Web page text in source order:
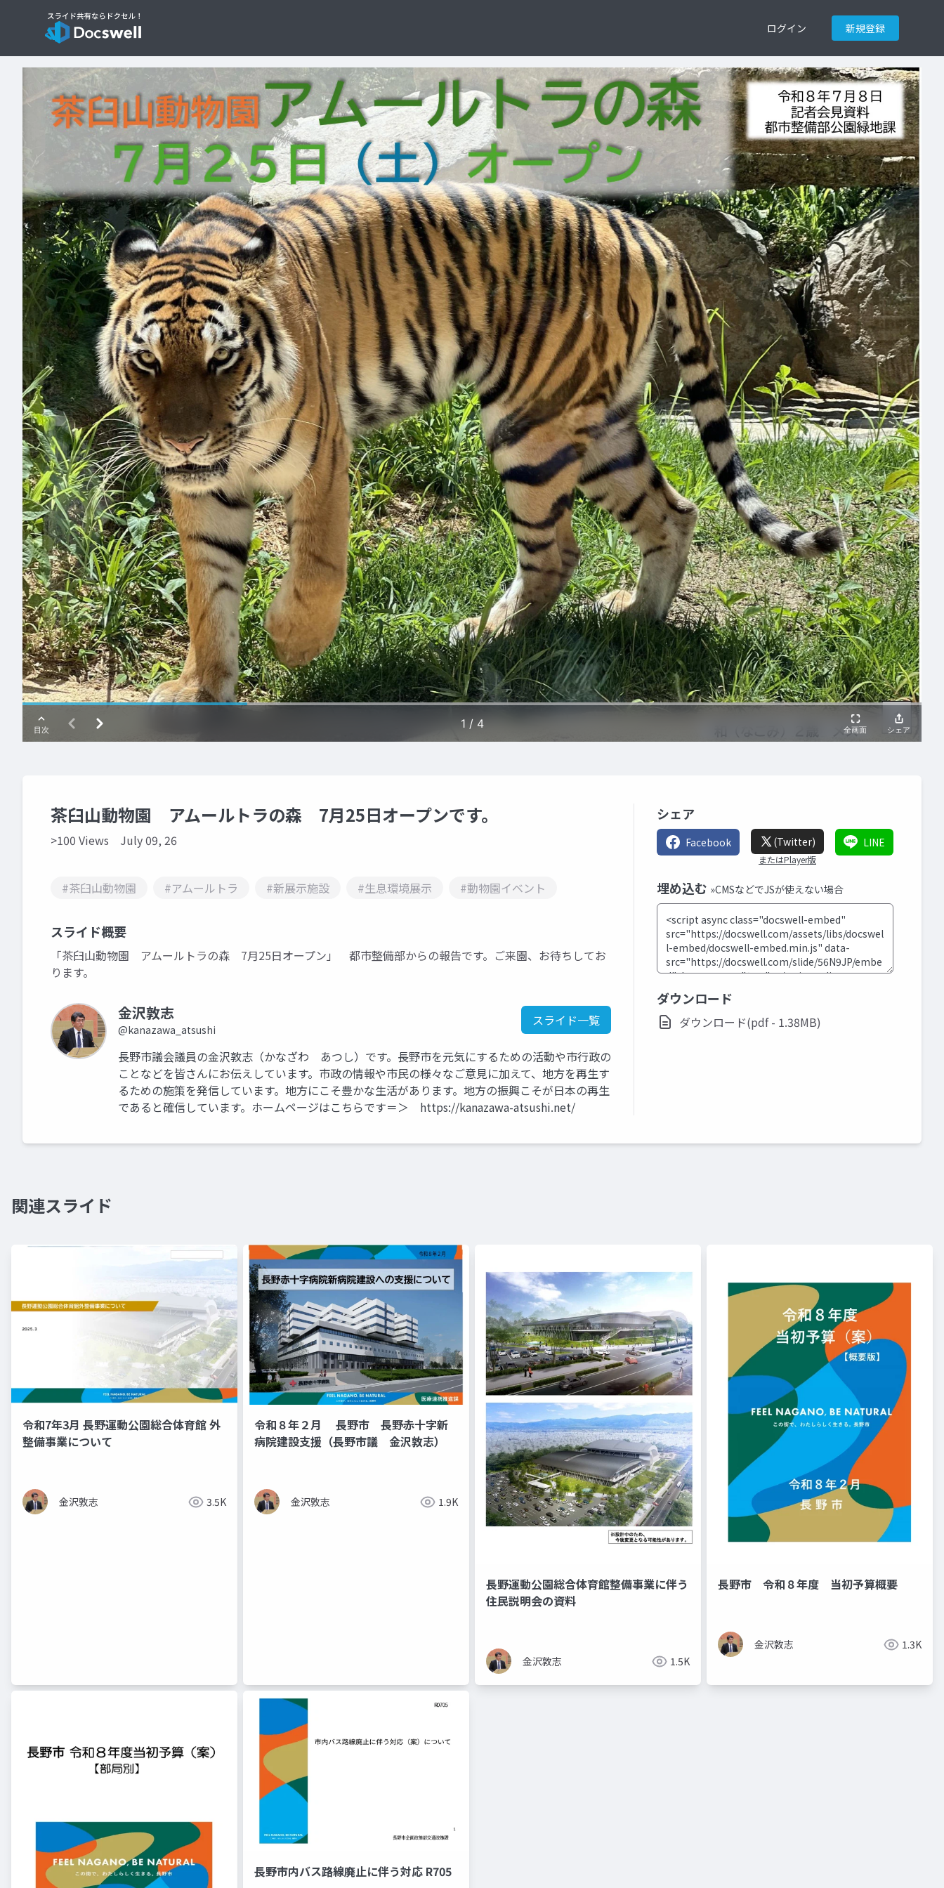
ログイン 新規登録
茶臼山動物園 アムールトラの森 7月25日オープンです。
>100 Views July 09, 26
#茶臼山動物園 #アムールトラ #新展示施設 #生息環境展示 #動物園イベント
スライド概要
「茶臼山動物園 アムールトラの森 7月25日オープン」 都市整備部からの報告です。ご来園、お待ちしてお
ります。
金沢敦志
@kanazawa_atsushi
スライド一覧
長野市議会議員の金沢敦志（かなざわ あつし）です。長野市を元気にするための活動や市行政の
ことなどを皆さんにお伝えしています。市政の情報や市民の様々なご意見に加えて、地方を再生す
るための施策を発信しています。地方にこそ豊かな生活があります。地方の振興こそが日本の再生
であると確信しています。ホームページはこちらです＝＞ https://kanazawa-atsushi.net/
シェア
Facebook (Twitter)
またはPlayer版
LINE
埋め込む »CMSなどでJSが使えない場合
ダウンロード
ダウンロード(pdf - 1.38MB)
関連スライド
令和7年3月 長野運動公園総合体育館 外
整備事業について
金沢敦志 3.5K
令和８年２月 長野市 長野赤十字新
病院建設支援（長野市議 金沢敦志）
金沢敦志 1.9K
長野運動公園総合体育館整備事業に伴う
住民説明会の資料
金沢敦志 1.5K
長野市 令和８年度 当初予算概要
金沢敦志 1.3K
長野市内バス路線廃止に伴う対応 R705